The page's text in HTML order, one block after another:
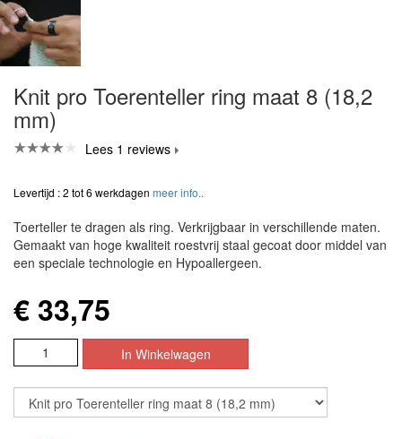
Knit pro Toerenteller ring maat 8 (18,2
mm)
Lees 1 reviews
Levertijd : 2 tot 6 werkdagen meer info..
Toerteller te dragen als ring. Verkrijgbaar in verschillende maten.
Gemaakt van hoge kwaliteit roestvrij staal gecoat door middel van
een speciale technologie en Hypoallergeen.
€ 33,75